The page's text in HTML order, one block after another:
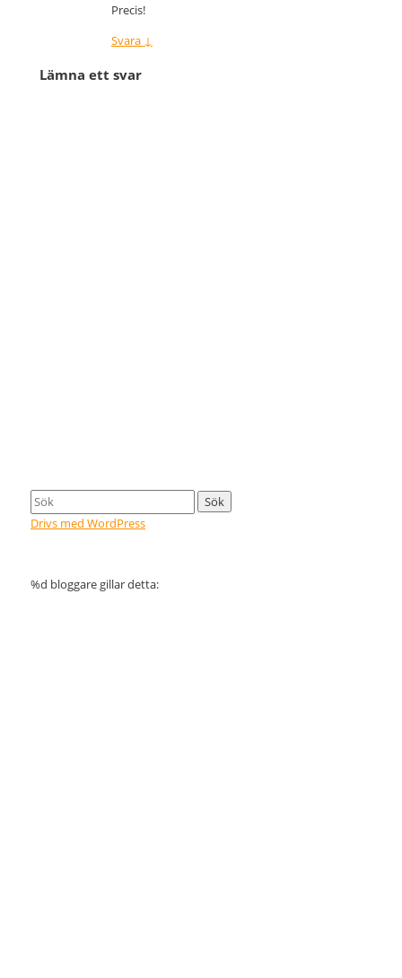
Precis!
Svara ↓
Lämna ett svar
Drivs med WordPress
%d bloggare gillar detta: